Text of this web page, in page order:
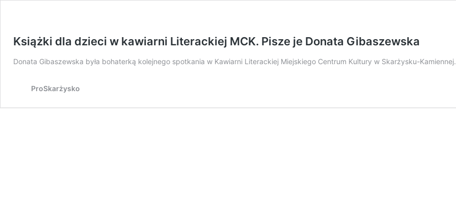
Książki dla dzieci w kawiarni Literackiej MCK. Pisze je Donata Gibaszewska
Donata Gibaszewska była bohaterką kolejnego spotkania w Kawiarni Literackiej Miejskiego Centrum Kultury w Skarżysku-Kamiennej.
ProSkarżysko